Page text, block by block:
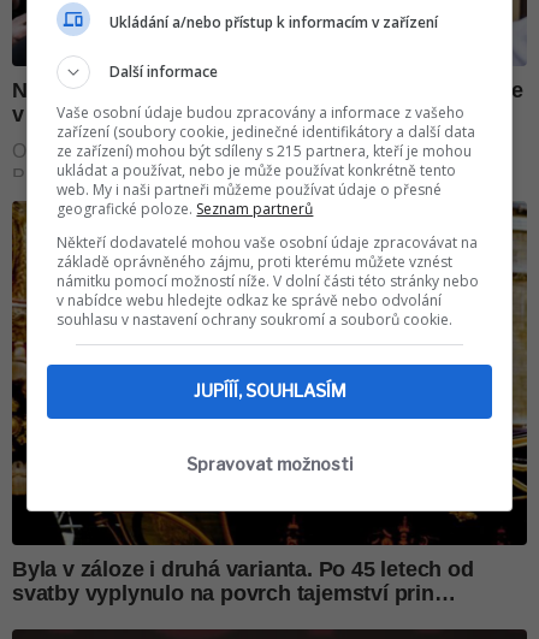
Ukládání a/nebo přístup k informacím v zařízení
Další informace
Vaše osobní údaje budou zpracovány a informace z vašeho
zařízení (soubory cookie, jedinečné identifikátory a další data
ze zařízení) mohou být sdíleny s 215 partnera, kteří je mohou
ukládat a používat, nebo je může používat konkrétně tento
web. My i naši partneři můžeme používat údaje o přesné
geografické poloze. Seznam partnerů
Někteří dodavatelé mohou vaše osobní údaje zpracovávat na
základě oprávněného zájmu, proti kterému můžete vznést
námitku pomocí možností níže. V dolní části této stránky nebo
v nabídce webu hledejte odkaz ke správě nebo odvolání
souhlasu v nastavení ochrany soukromí a souborů cookie.
JUPÍÍÍ, SOUHLASÍM
Spravovat možnosti